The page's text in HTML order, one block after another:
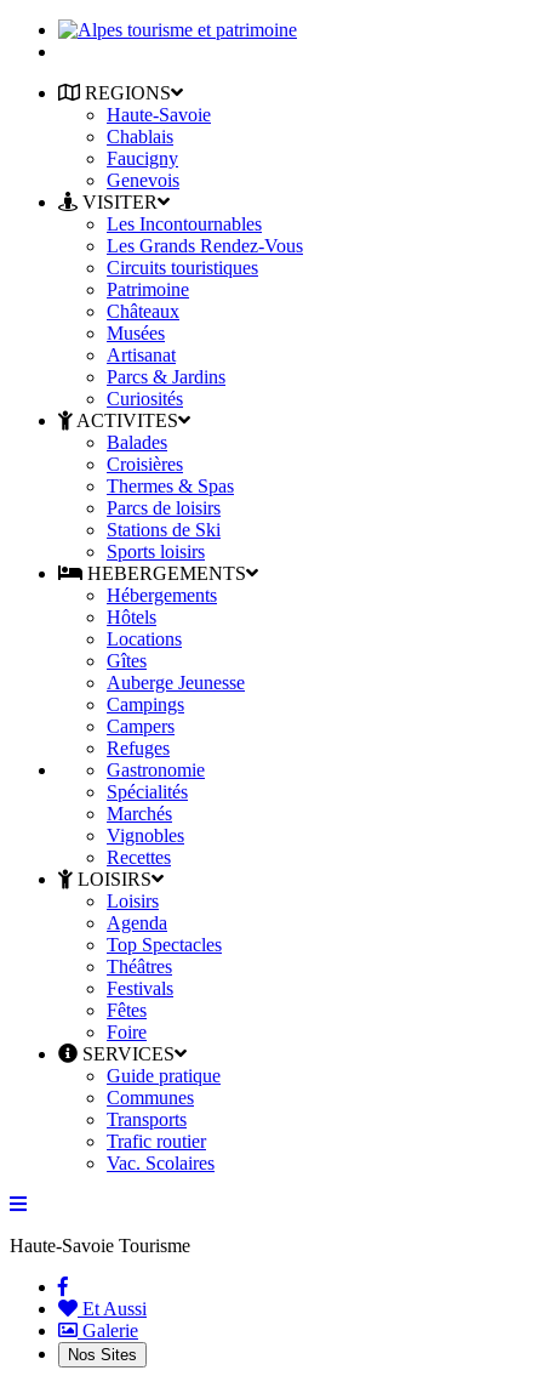
REGIONS
Haute-Savoie
Chablais
Faucigny
Genevois
VISITER
Les Incontournables
Les Grands Rendez-Vous
Circuits touristiques
Patrimoine
Châteaux
Musées
Artisanat
Parcs & Jardins
Curiosités
ACTIVITES
Balades
Croisières
Thermes & Spas
Parcs de loisirs
Stations de Ski
Sports loisirs
HEBERGEMENTS
Hébergements
Hôtels
Locations
Gîtes
Auberge Jeunesse
Campings
Campers
Refuges
Gastronomie
Spécialités
Marchés
Vignobles
Recettes
LOISIRS
Loisirs
Agenda
Top Spectacles
Théâtres
Festivals
Fêtes
Foire
SERVICES
Guide pratique
Communes
Transports
Trafic routier
Vac. Scolaires
Haute-Savoie Tourisme
(current)
Et Aussi
Galerie
Nos Sites